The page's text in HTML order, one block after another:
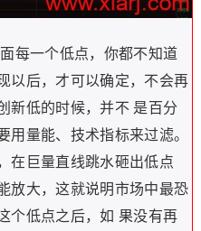
每一个低点，你都不知道
以后，才可以确定，不会再
新低的时候，并不 是百分
用量能、技术指标来过滤。
在巨量直线跳水砸出低点
放大，这就说明市场中最恐
个低点之后，如 果没有再